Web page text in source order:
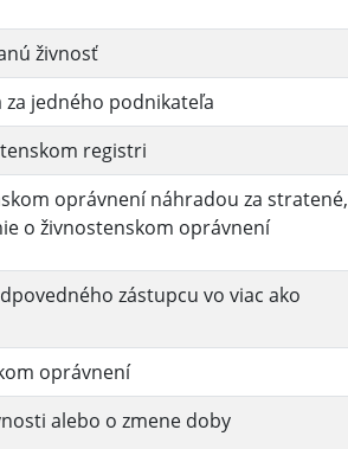
živnosť
jedného podnikateľa
registri
oprávnení náhradou za stratené,
o živnostenskom oprávnení
zástupcu vo viac ako
oprávnení
alebo o zmene doby